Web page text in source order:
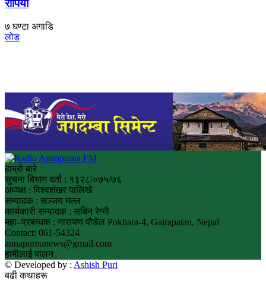
रोपियो
७ घण्टा अगाडि
लोड
हाम्रो बारे
सुचना बिभाग दर्ता : १३२८/०७५/७६
अध्यक्ष : विश्वशंखर पालिखे
सम्पादक : सञ्जय मल्ल
कार्यकारी सम्पादक : सबिन रेग्मी
महा–प्रबन्धक : नारायण पौडेल Pokhara-4, Gairapatan, Nepal
Contact: 061-54324
annapurnanews@gmail.com
हामीलाई पालन
© Developed by : Ashish Puri
बढी कथाहरू